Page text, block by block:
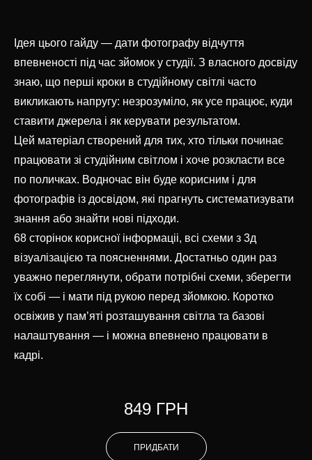
Ідея цього гайду — дати фотографу відчуття
впевненості під час зйомок у студії. З власного досвіду
знаю, що перші кроки в студійному світлі часто
викликають напругу: незрозуміло, як усе працює, куди
ставити джерела і як керувати результатом.
Цей матеріал створений для тих, хто тільки починає
працювати зі студійним світлом і хоче розкласти все
по поличках. Водночас він буде корисним і для
фотографів із досвідом, які прагнуть систематизувати
знання або знайти нові підходи.
68 сторінок корисної інформаціі, всі схеми з 3д
візуалізацією та поясненнями. Достатньо один раз
уважно переглянути, обрати потрібні схеми, зберегти
їх собі — і мати під рукою перед зйомкою. Коротко
освіжив у пам’яті розташування світла та базові
налаштування — і можна впевнено працювати в
кадрі.
849 ГРН
ПРИДБАТИ